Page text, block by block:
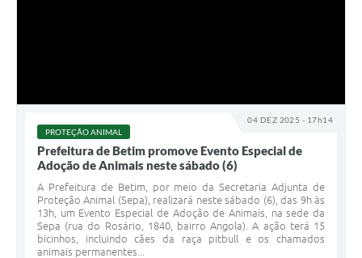
04 DEZ 2025 - 17h14
PROTEÇÃO ANIMAL
Prefeitura de Betim promove Evento Especial de
Adoção de Animais neste sábado (6)
A Prefeitura de Betim, por meio da Secretaria Adjunta de
Proteção Animal (Sepa), realizará neste sábado (6), das 9h às
13h, um Evento Especial de Adoção de Animais, na sede da
Sepa (rua do Rosário, 1840, bairro Angola). A ação terá 15
bicinhos, incluindo cães da raça pitbull e os chamados
animais permanentes...